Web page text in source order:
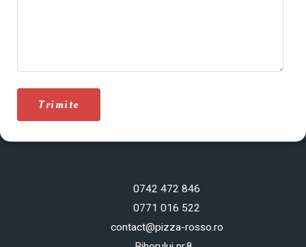
Trimite
0742 472 846
0771 016 522
contact@pizza-rosso.ro